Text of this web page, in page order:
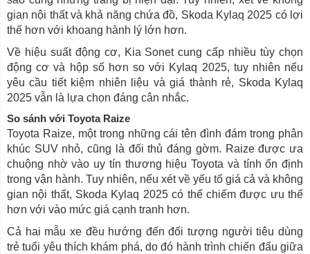
gian nội thất và khả năng chứa đồ, Skoda Kylaq 2025 có lợi
thế hơn với khoang hành lý lớn hơn.
Về hiệu suất động cơ, Kia Sonet cung cấp nhiều tùy chọn
động cơ và hộp số hơn so với Kylaq 2025, tuy nhiên nếu
yêu cầu tiết kiệm nhiên liệu và giá thành rẻ, Skoda Kylaq
2025 vẫn là lựa chọn đáng cân nhắc.
So sánh với Toyota Raize
Toyota Raize, một trong những cái tên đình đám trong phân
khúc SUV nhỏ, cũng là đối thủ đáng gờm. Raize được ưa
chuộng nhờ vào uy tín thương hiệu Toyota và tính ổn định
trong vận hành. Tuy nhiên, nếu xét về yếu tố giá cả và không
gian nội thất, Skoda Kylaq 2025 có thể chiếm được ưu thế
hơn với vào mức giá cạnh tranh hơn.
Cả hai mẫu xe đều hướng đến đối tượng người tiêu dùng
trẻ tuổi yêu thích khám phá, do đó hành trình chiến đấu giữa